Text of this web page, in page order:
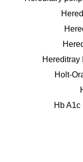
Hereditray
Holt-
Hb